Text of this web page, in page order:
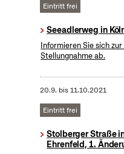
Eintritt frei
Seeadlerweg in
Informieren Sie sich
Stellungnahme ab.
20.9. bis11.10.2021
Eintritt frei
Stolberger Straße
Ehrenfeld, 1.